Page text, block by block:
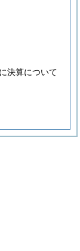
決算について